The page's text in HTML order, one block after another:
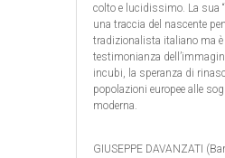
colto e lucidissimo. La sua
una traccia del nascente
tradizionalista italiano ma è
testimonianza
incubi, la speranza di
popolazioni europee alle
moderna.
GIUSEPPE DAVANZATI